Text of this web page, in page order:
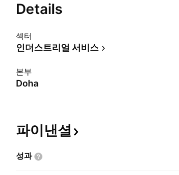
Details
섹터
인더스트리얼 서비스
본부
Doha
파이낸셜
성과